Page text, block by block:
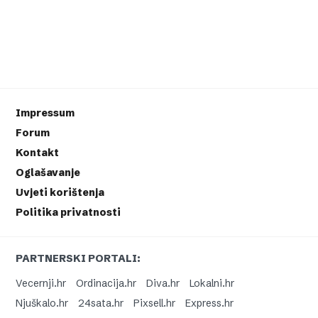
Impressum
Forum
Kontakt
Oglašavanje
Uvjeti korištenja
Politika privatnosti
PARTNERSKI PORTALI:
Vecernji.hr
Ordinacija.hr Diva.hr
Lokalni.hr
Njuškalo.hr
24sata.hr Pixsell.hr
Express.hr